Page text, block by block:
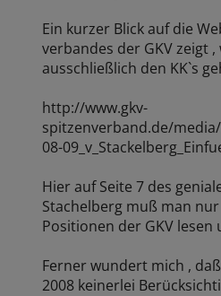
Ein kurzer Blick auf die
verbandes der GKV zeigt
ausschließlich den KK`s
http://www.gkv-
spitzenverband.de/
08-
Hier auf Seite 7 des
Stachelberg muß man
Positionen der GKV lesen
Ferner wundert mich ,
2008 keinerlei